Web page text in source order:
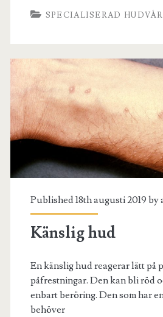
SPECIALISERAD
Published 18th augusti 2019 by
Känslig hud
En känslig hud reagerar lätt på
påfrestningar. Den kan bli röd
enbart beröring. Den som har
behöver